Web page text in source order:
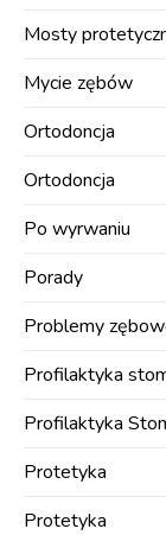
Mosty
Mycie zębów
Ortodoncja
Ortodoncja
Po wyrwaniu
Porady
Problemy
Profilaktyka
Profilaktyka
Protetyka
Protetyka